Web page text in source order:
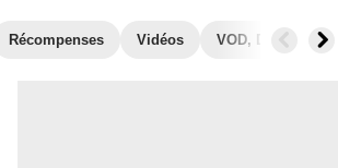
Récompenses Vidéos VOD, DVD